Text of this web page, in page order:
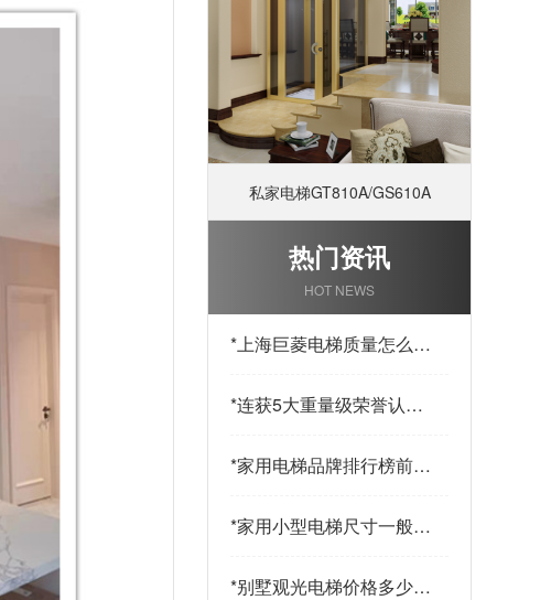
私家电梯GT810A/GS610A
热门资讯
HOT NEWS
*上海巨菱电梯质量怎么
*连获5大重量级荣誉认
用电梯新的高度
*家用电梯品牌排行榜前十
*家用小型电梯尺寸一般多
*别墅观光电梯价格多少